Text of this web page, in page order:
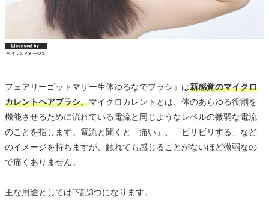
フェアリーゴットマザー生体ゆるなでブラシ』は新感覚のマイクロ
カレントヘアブラシ。マイクロカレントとは、体のあらゆる役割を
機能させるために流れている電流と同じようなレベルの微弱な電流
のことを指します。電流と聞くと「痛い」、「ビリビリする」など
のイメージを持ちますが、触れても感じることがないほど微弱なの
で痛くありません。
主な用途としては下記3つになります。